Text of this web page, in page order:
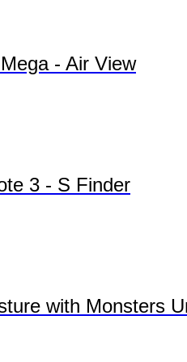
- Air View
3 - S Finder
with Monsters